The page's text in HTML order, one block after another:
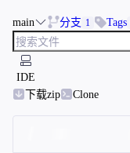
main 分支 1 Tags
IDE
下载zip
Clone